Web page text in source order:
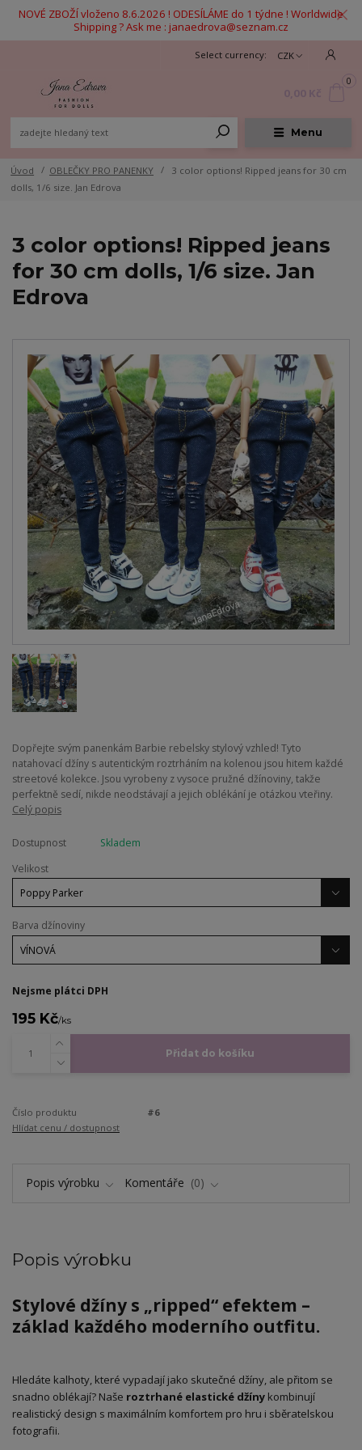
NOVÉ ZBOŽÍ vloženo 8.6.2026 ! ODESÍLÁME do 1 týdne ! Worldwide
Shipping ? Ask me : janaedrova@seznam.cz
Menu
CZK
0
Úvod OBLEČKY PRO PANENKY
3 color options! Ripped jeans for 30 cm
dolls, 1/6 size. Jan Edrova
3 color options! Ripped jeans
for 30 cm dolls, 1/6 size. Jan
Edrova
​Dopřejte svým panenkám Barbie rebelsky stylový vzhled! Tyto
natahovací džíny s autentickým roztrháním na kolenou jsou hitem každé
streetové kolekce. Jsou vyrobeny z vysoce pružné džínoviny, takže
perfektně sedí, nikde neodstávají a jejich oblékání je otázkou vteřiny.
Celý popis
Dostupnost
Skladem
Velikost
Barva džínoviny
Nejsme plátci DPH
195 Kč/ks
Přidat do košíku
Číslo produktu
#6
Hlídat cenu / dostupnost
Popis výrobku Komentáře 0
Popis výrobku
Stylové džíny s „ripped“ efektem –
základ každého moderního outfitu.
​Hledáte kalhoty, které vypadají jako skutečné džíny, ale přitom se
snadno oblékají? Naše roztrhané elastické džíny kombinují
realistický design s maximálním komfortem pro hru i sběratelskou
fotografii.